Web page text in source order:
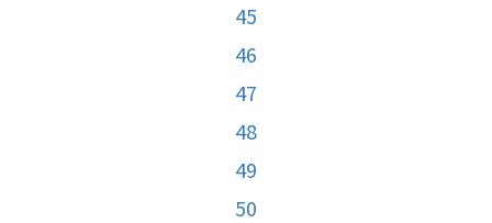
45
46
47
48
49
50